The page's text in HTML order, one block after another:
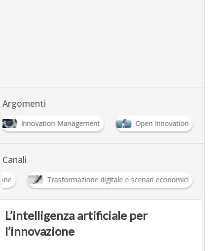
Argomenti
Innovation Management Open Innovation
Canali
Trasformazione digitale e scenari economici
L’intelligenza artificiale per
l’innovazione